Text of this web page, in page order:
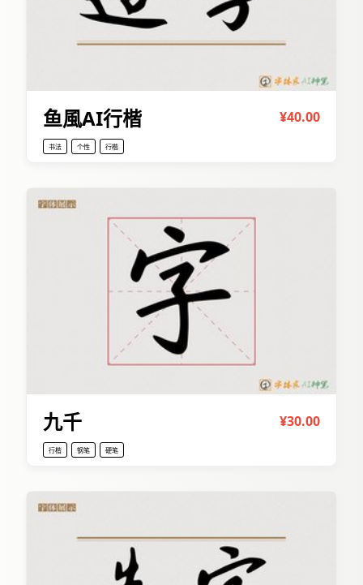
鱼風AI行楷 ¥40.00
书法 个性 行楷
九千 ¥30.00
行楷 钢笔 硬笔